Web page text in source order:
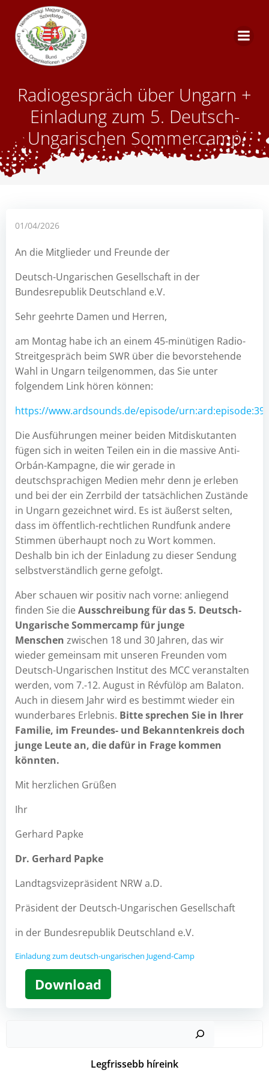
Radiogespräch über Ungarn +
Einladung zum 5. Deutsch-
Ungarischen Sommercamp
01/04/2026
An die Mitglieder und Freunde der
Deutsch-Ungarischen Gesellschaft in der
Bundesrepublik Deutschland e.V.
Sehr geehrte Damen und Herren,
am Montag habe ich an einem 45-minütigen Radio-
Streitgespräch beim SWR über die bevorstehende
Wahl in Ungarn teilgenommen, das Sie unter
folgendem Link hören können:
https://www.ardsounds.de/episode/
Die Ausführungen meiner beiden Mitdiskutanten
fügen sich in weiten Teilen ein in die massive Anti-
Orbán-Kampagne, die wir gerade in
deutschsprachigen Medien mehr denn je erleben
und bei der ein Zerrbild der tatsächlichen Zustände
in Ungarn gezeichnet wird. Es ist äußerst selten,
dass im öffentlich-rechtlichen Rundfunk andere
Stimmen überhaupt noch zu Wort kommen.
Deshalb bin ich der Einladung zu dieser Sendung
selbstverständlich gerne gefolgt.
Aber schauen wir positiv nach vorne: anliegend
finden Sie dieAusschreibung für das 5. Deutsch-
Ungarische Sommercamp für junge
Menschen zwischen 18 und 30 Jahren, das wir
wieder gemeinsam mit unseren Freunden vom
Deutsch-Ungarischen Institut des MCC veranstalten
werden, vom 7.-12. August in Révfülöp am Balaton.
Auch in diesem Jahr wird es bestimmt wieder ein
wunderbares Erlebnis. Bitte sprechen Sie in Ihrer
Familie, im Freundes- und Bekanntenkreis doch
junge Leute an, die dafür in Frage kommen
könnten.
Mit herzlichen Grüßen
Ihr
Gerhard Papke
Dr. Gerhard Papke
Landtagsvizepräsident NRW a.D.
Präsident der Deutsch-Ungarischen Gesellschaft
in der Bundesrepublik Deutschland e.V.
Einladung zum deutsch-ungarischen Jugend-Camp
Download
Legfrissebb híreink